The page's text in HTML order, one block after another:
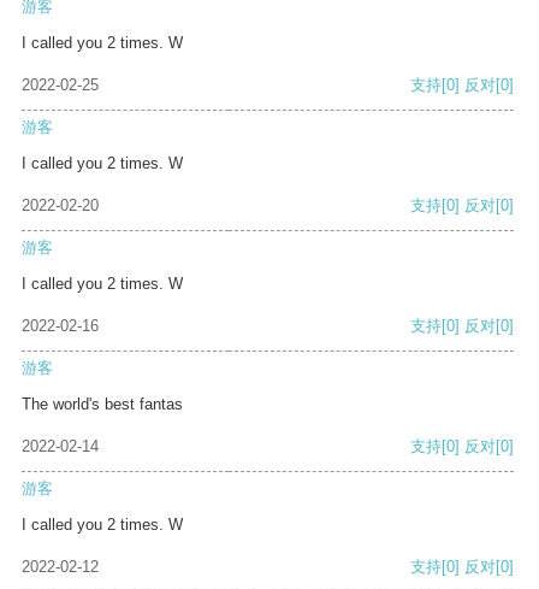
游客
I called you 2 times. W
2022-02-25 支持[0] 反对[0]
游客
I called you 2 times. W
2022-02-20 支持[0] 反对[0]
游客
I called you 2 times. W
2022-02-16 支持[0] 反对[0]
游客
The world's best fantas
2022-02-14 支持[0] 反对[0]
游客
I called you 2 times. W
2022-02-12 支持[0] 反对[0]